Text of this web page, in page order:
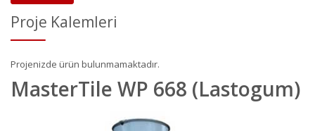
Proje Kalemleri
Projenizde ürün bulunmamaktadır.
MasterTile WP 668 (Lastogum)